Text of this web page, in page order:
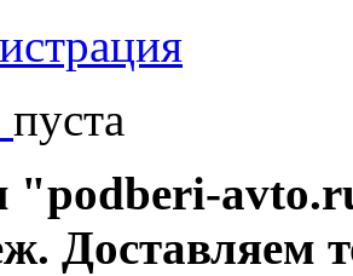
пуста
"podberi-
Доставляем